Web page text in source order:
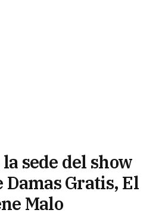
sede del show
Gratis, El
Malo